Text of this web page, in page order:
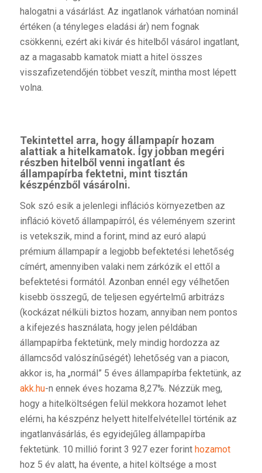
halogatni a vásárlást. Az ingatlanok várhatóan nominál
értéken (a tényleges eladási ár) nem fognak
csökkenni, ezért aki kivár és hitelből vásárol ingatlant,
az a magasabb kamatok miatt a hitel összes
visszafizetendőjén többet veszít, mintha most lépett
volna.
Tekintettel arra, hogy állampapír hozam
alattiak a hitelkamatok. Így jobban megéri
részben hitelből venni ingatlant és
állampapírba fektetni, mint tisztán
készpénzből vásárolni.
Sok szó esik a jelenlegi inflációs környezetben az
infláció követő állampapírról, és véleményem szerint
is vetekszik, mind a forint, mind az euró alapú
prémium állampapír a legjobb befektetési lehetőség
címért, amennyiben valaki nem zárkózik el ettől a
befektetési formától. Azonban ennél egy vélhetően
kisebb összegű, de teljesen egyértelmű arbitrázs
(kockázat nélküli biztos hozam, annyiban nem pontos
a kifejezés használata, hogy jelen példában
állampapírba fektetünk, mely mindig hordozza az
államcsőd valószínűségét) lehetőség van a piacon,
akkor is, ha „normál” 5 éves állampapírba fektetünk, az
akk.hu-n ennek éves hozama 8,27%. Nézzük meg,
hogy a hitelköltségen felül mekkora hozamot lehet
elérni, ha készpénz helyett hitelfelvétellel történik az
ingatlanvásárlás, és egyidejűleg állampapírba
fektetünk. 10 millió forint 3 927 ezer forint hozamot
hoz 5 év alatt, ha évente, a hitel költsége a most